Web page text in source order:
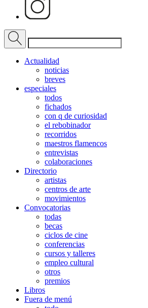
Actualidad
noticias
breves
especiales
todos
fichados
con q de curiosidad
el rebobinador
recorridos
maestros flamencos
entrevistas
colaboraciones
Directorio
artistas
centros de arte
movimientos
Convocatorias
todas
becas
ciclos de cine
conferencias
cursos y talleres
empleo cultural
otros
premios
Libros
Fuera de menú